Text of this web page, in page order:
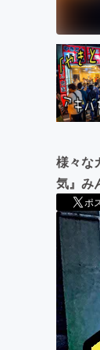
様々な
気』み
ポ